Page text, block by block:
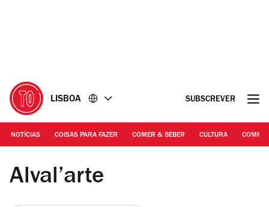
LISBOA SUBSCREVER
NOTÍCIAS COISAS PARA FAZER COMER & BEBER CULTURA
DR | Expresso Transatlântico
Alval’arte